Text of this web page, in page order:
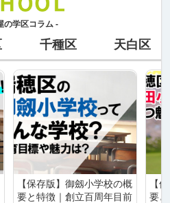
の学区コラム -
千種区 天白区
【保存版】御劔小学校の概
要と特徴｜創立百周年目前
【
要